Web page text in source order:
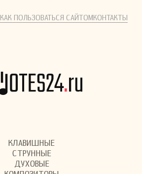
КАК ПОЛЬЗОВАТЬСЯ САЙТОМКОНТАКТЫ
КЛАВИШНЫЕ
СТРУННЫЕ
ДУХОВЫЕ